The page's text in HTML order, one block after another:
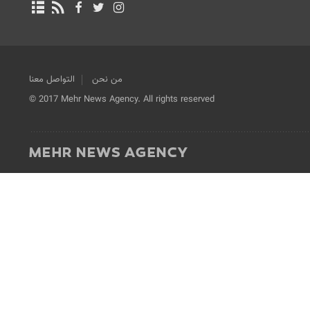
من نحن
التواصل معنا
© 2017 Mehr News Agency. All rights reserved